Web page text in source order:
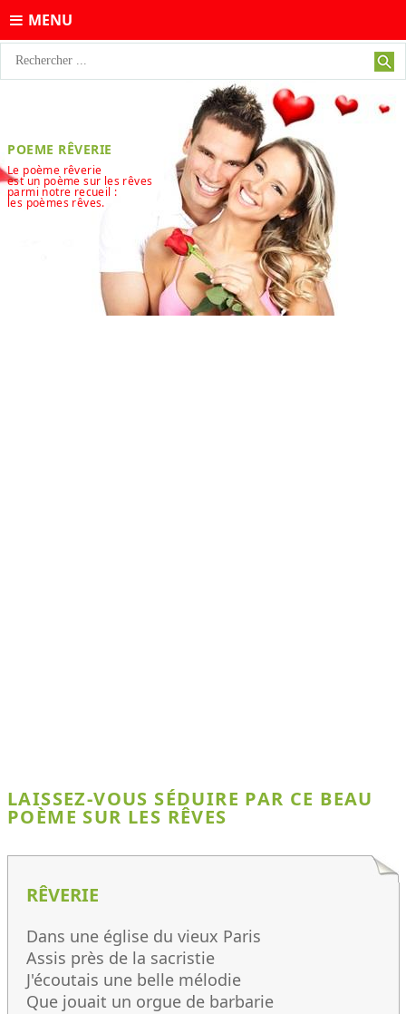
MENU
POEME RÊVERIE
Le poème rêverie
est un poème sur les rêves
parmi notre recueil :
les poèmes rêves.
LAISSEZ-VOUS SÉDUIRE PAR CE BEAU
POÈME SUR LES RÊVES
RÊVERIE
Dans une église du vieux Paris
Assis près de la sacristie
J'écoutais une belle mélodie
Que jouait un orgue de barbarie